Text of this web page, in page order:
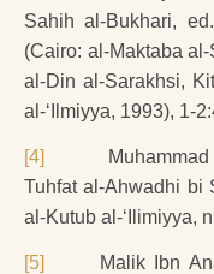
Sahih al-Bukhari,
(Cairo: al-Maktaba
al-Din al-Sarakhsi,
al-‘Ilmiyya, 1993), 1-
[4]
Muhammad
Tuhfat al-Ahwadhi bi
al-Kutub al-‘Ilimiyya,
[5]
Malik Ibn Anas,